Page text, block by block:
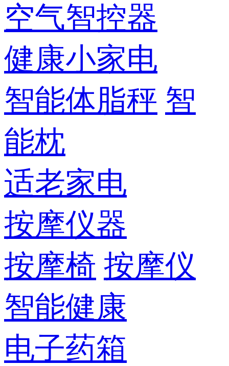
空气智控器
健康小家电
智能体脂秤 智
能枕
适老家电
按摩仪器
按摩椅 按摩仪
智能健康
电子药箱